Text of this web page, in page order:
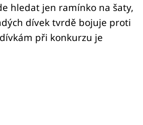
hledat jen ramínko na šaty,
dívek tvrdě bojuje proti
při konkurzu je